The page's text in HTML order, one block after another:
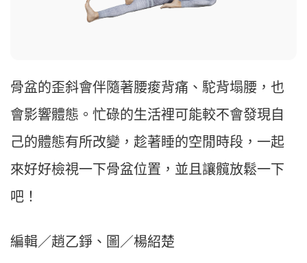
骨盆的歪斜會伴隨著腰痠背痛、駝背塌腰，也
會影響體態。忙碌的生活裡可能較不會發現自
己的體態有所改變，趁著睡的空閒時段，一起
來好好檢視一下骨盆位置，並且讓髖放鬆一下
吧！
編輯／趙乙錚、圖／楊紹楚